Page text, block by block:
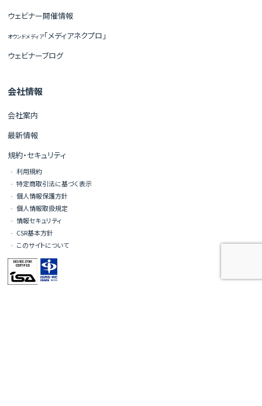
ウェビナー開催情報
オウンドメディア「メディアネクプロ」
ウェビナーブログ
会社情報
会社案内
最新情報
規約・セキュリティ
利用規約
特定商取引法に基づく表示
個人情報保護方針
個人情報取扱規定
情報セキュリティ
CSR基本方針
このサイトについて